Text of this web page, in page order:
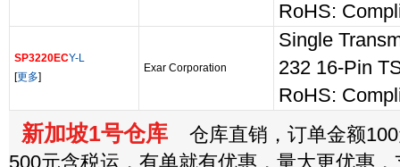
RoHS:
SP3220ECY-L
[更多]
Exar Corporation
Single
232 16-Pin
RoHS:
新加坡1号仓库 仓库直销，订单金额
500元含税运，有单就有优惠，量大更优惠